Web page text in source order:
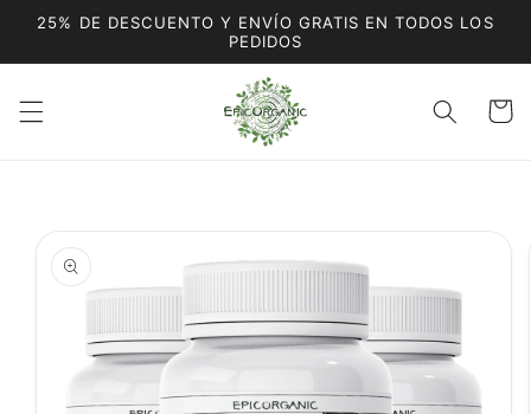
directamente
25% DE DESCUENTO Y ENVÍO GRATIS EN TODOS LOS
PEDIDOS
Carrito
información
del producto